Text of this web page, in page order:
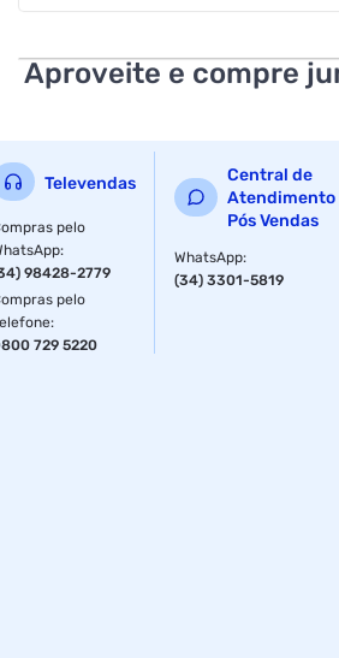
Ortodôntico
Aproveite e compre
Televendas
pelo
:
98428-2779
pelo
:
729 5220
Central de
Atendimento
Pós Vendas
WhatsApp:
(34) 3301-5819